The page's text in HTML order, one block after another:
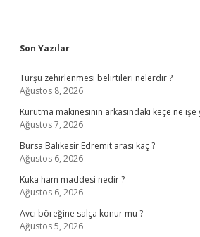
Sidebar
Son Yazılar
Turşu zehirlenmesi belirtileri nelerdir ?
Ağustos 8, 2026
Kurutma makinesinin arkasındaki keçe ne işe
Ağustos 7, 2026
Bursa Balıkesir Edremit arası kaç ?
Ağustos 6, 2026
Kuka ham maddesi nedir ?
Ağustos 6, 2026
Avcı böreğine salça konur mu ?
Ağustos 5, 2026